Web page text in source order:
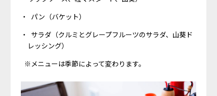
パン（バケット）
サラダ（クルミとグレープフルーツのサラダ、山葵ド
レッシング）
※メニューは季節によって変わります。